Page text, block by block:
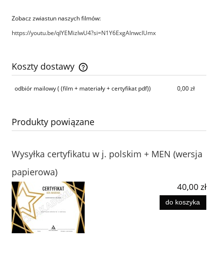
Zobacz zwiastun naszych filmów:
https://youtu.be/qlYEMizIwU4?si=N1Y6ExgAlnwclUmx
Koszty dostawy
Cena nie zawiera ewentualnych kosztów płatności
odbiór mailowy( (film + materiały + certyfikat pdf)) 0,00 zł
Produkty powiązane
Wysyłka certyfikatu w j. polskim + MEN (wersja
papierowa)
40,00 zł
do koszyka